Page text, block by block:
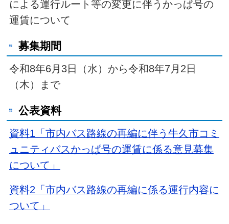
による運行ルート等の変更に伴うかっぱ号の
運賃について
募集期間
令和8年6月3日（水）から令和8年7月2日
（木）まで
公表資料
資料1「市内バス路線の再編に伴う牛久市コミ
ュニティバスかっぱ号の運賃に係る意見募集
について」
資料2「市内バス路線の再編に係る運行内容に
ついて」